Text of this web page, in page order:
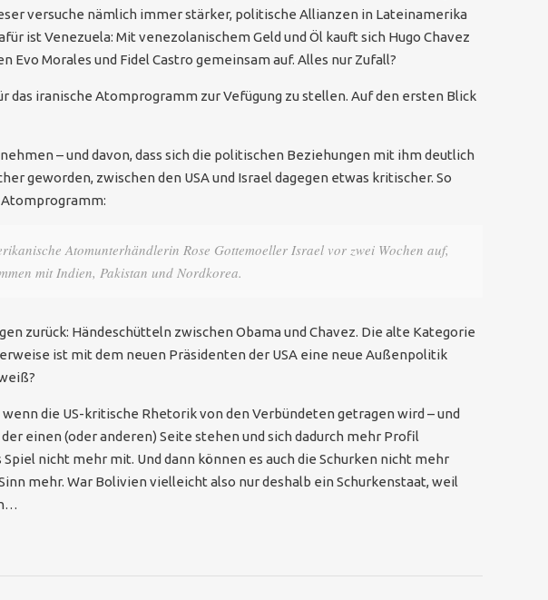
versuche nämlich immer stärker, politische Allianzen in Lateinamerika
ist Venezuela: Mit venezolanischem Geld und Öl kauft sich Hugo Chavez
Morales und Fidel Castro gemeinsam auf. Alles nur Zufall?
iranische Atomprogramm zur Vefügung zu stellen. Auf den ersten Blick
– und davon, dass sich die politischen Beziehungen mit ihm deutlich
geworden, zwischen den USA und Israel dagegen etwas kritischer. So
Atomunterhändlerin Rose Gottemoeller Israel vor zwei Wochen auf,
mit Indien, Pakistan und Nordkorea.
zurück: Händeschütteln zwischen Obama und Chavez. Die alte Kategorie
ist mit dem neuen Präsidenten der USA eine neue Außenpolitik
die US-kritische Rhetorik von den Verbündeten getragen wird – und
einen (oder anderen) Seite stehen und sich dadurch mehr Profil
nicht mehr mit. Und dann können es auch die Schurken nicht mehr
mehr. War Bolivien vielleicht also nur deshalb ein Schurkenstaat, weil